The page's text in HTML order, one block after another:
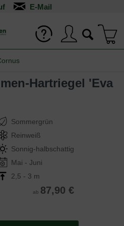
Sommergrün
Reinweiß
Sonnig-halbschattig
Mai - Juni
2,5 - 3 m
ab 87,90 €